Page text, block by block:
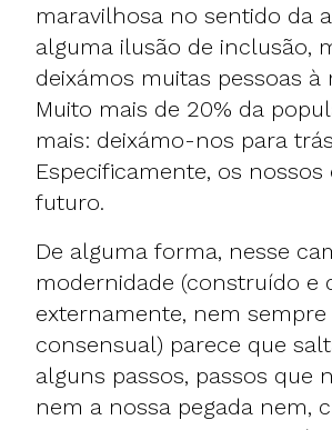
maravilhosa no sentido da
alguma ilusão de inclusão,
deixámos muitas pessoas à
Muito mais de 20% da
mais: deixámo-nos para
Especificamente, os nossos
futuro.
De alguma forma, nesse
modernidade (construído e
externamente, nem
consensual) parece que
alguns passos, passos que
nem a nossa pegada nem,